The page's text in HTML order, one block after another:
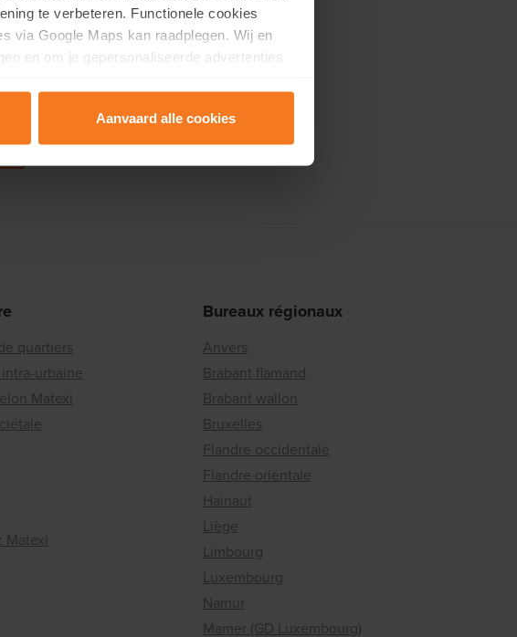
te verbeteren. Functionele cookies
via Google Maps kan raadplegen. Wij en
en om je gepersonaliseerde advertenties
Aanvaard alle cookies
quartiers
urbaine
Matexi
Bureaux régionaux
Anvers
Brabant flamand
Brabant wallon
Bruxelles
Flandre occidentale
Flandre orientale
Hainaut
Liège
Limbourg
Luxembourg
Namur
Mamer (GD Luxembourg)